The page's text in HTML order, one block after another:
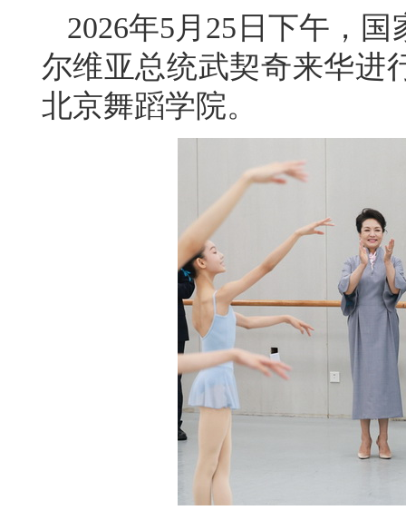
2026年5月25日下午，
尔维亚总统武契奇来华进
北京舞蹈学院。